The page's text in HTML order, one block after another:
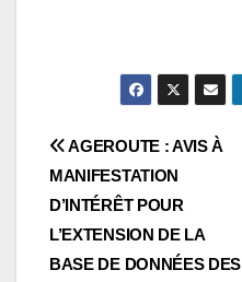
Navigation
de
l’article
AGEROUTE : AVIS À
MANIFESTATION
D’INTÉRÊT POUR
L’EXTENSION DE LA
BASE DE DONNÉES DES